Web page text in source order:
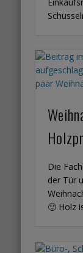
Die
der Tür
🙂 Holz